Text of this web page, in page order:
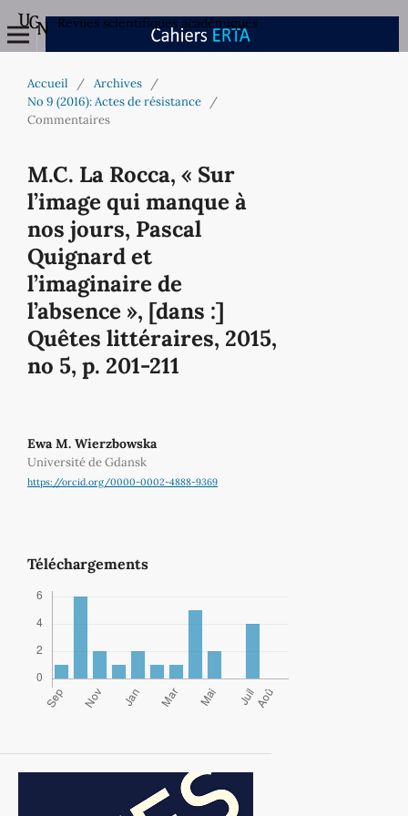
Revues scientifiques académiques
Accueil / Archives
/
No 9 (2016): Actes de résistance
/
Commentaires
M.C. La Rocca, « Sur
l’image qui manque à
nos jours, Pascal
Quignard et
l’imaginaire de
l’absence », [dans :]
Quêtes littéraires, 2015,
no 5, p. 201-211
Ewa M. Wierzbowska
Université de Gdansk
https://orcid.org/0000-0002-4888-9369
Téléchargements